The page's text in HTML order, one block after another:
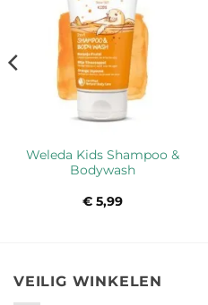
Weleda Kids Shampoo &
Bodywash
€ 5,99
VEILIG WINKELEN